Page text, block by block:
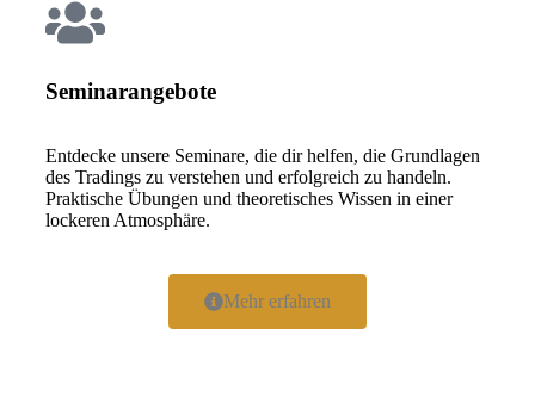
Seminarangebote
Entdecke unsere Seminare, die dir helfen, die Grundlagen
des Tradings zu verstehen und erfolgreich zu handeln.
Praktische Übungen und theoretisches Wissen in einer
lockeren Atmosphäre.
Mehr erfahren